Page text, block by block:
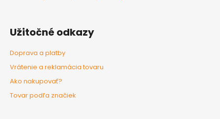
Užitočné odkazy
Doprava a platby
Vrátenie a reklamácia tovaru
Ako nakupovať?
Tovar podľa značiek